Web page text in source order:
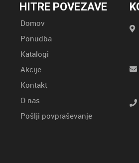
HITRE POVEZAVE
Domov
Ponudba
Katalogi
Akcije
Kontakt
O nas
Pošlji povpraševanje